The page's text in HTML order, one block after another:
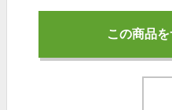
この商品